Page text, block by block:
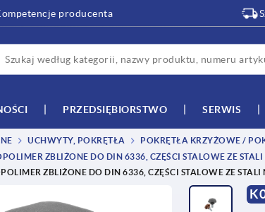
producenta
PRZEDSIĘBIORSTWO SERWIS
UCHWYTY, POKRĘTŁA
POKRĘTŁA KRZYŻOWE /
ZBLIŻONE DO DIN 6336, CZĘŚCI STALOWE ZE
ZBLIŻONE DO DIN 6336, CZĘŚCI STALOWE ZE STALI